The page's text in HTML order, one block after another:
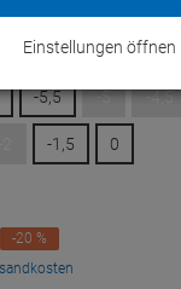
-5,5 -5 -4,5
-1,5 0
-20 %
Einstellungen öffnen